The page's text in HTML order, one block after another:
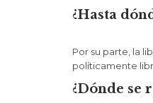
¿Hasta
Por su parte, la
políticamente
¿Dónde se